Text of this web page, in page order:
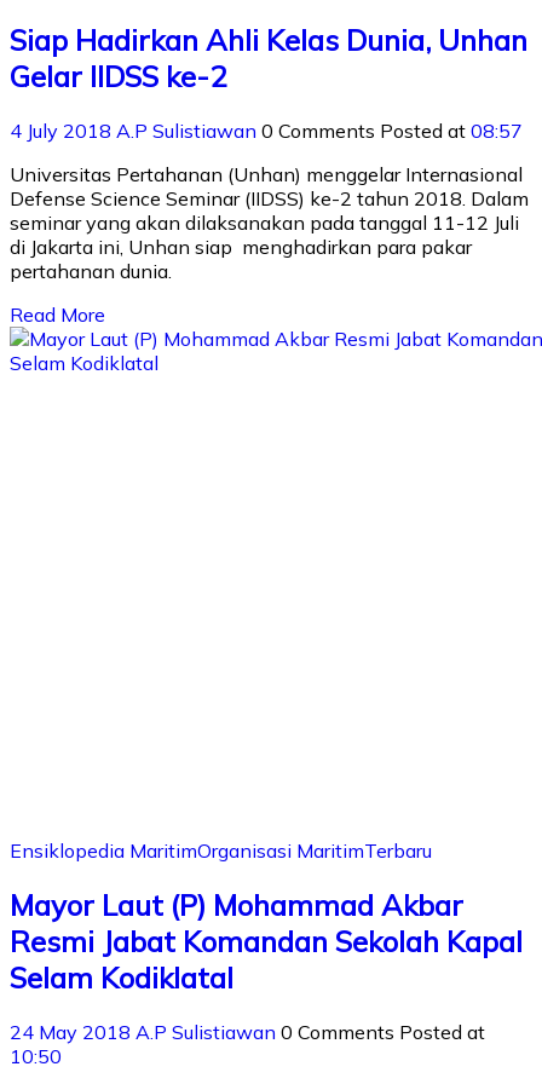
Siap Hadirkan Ahli Kelas Dunia, Unhan
Gelar IIDSS ke-2
4 July 2018 A.P Sulistiawan 0 Comments Posted at 08:57
Universitas Pertahanan (Unhan) menggelar Internasional
Defense Science Seminar (IIDSS) ke-2 tahun 2018. Dalam
seminar yang akan dilaksanakan pada tanggal 11-12 Juli
di Jakarta ini, Unhan siap menghadirkan para pakar
pertahanan dunia.
Read More
Ensiklopedia MaritimOrganisasi MaritimTerbaru
Mayor Laut (P) Mohammad Akbar
Resmi Jabat Komandan Sekolah Kapal
Selam Kodiklatal
24 May 2018 A.P Sulistiawan 0 Comments Posted at
10:50